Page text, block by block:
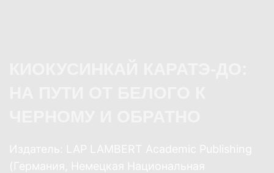
Издатель: LAP LAMBERT Academic Publishing
(Германия, Немецкая Национальная